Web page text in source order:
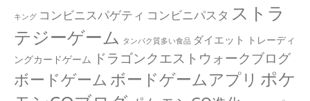
キング コンビニスパゲティ コンビニパスタ ストラ
テジーゲーム
タンパク質多い食品 ダイエット
トレーディ
ングカードゲーム
ドラゴンクエストウォークブログ
ボードゲーム ボードゲームアプリ ポケ